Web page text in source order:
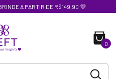
A PARTIR DE R$149,90 💜
0